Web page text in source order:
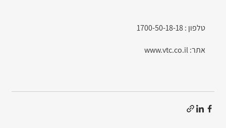
טלפון : 1700-50-18-18
אתר: www.vtc.co.il